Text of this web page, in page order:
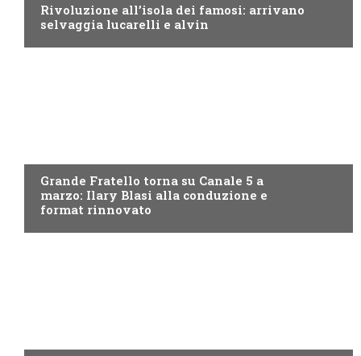
Rivoluzione all’isola dei famosi: arrivano
selvaggia lucarelli e alvin
Grande Fratello torna su Canale 5 a
marzo: Ilary Blasi alla conduzione e
format rinnovato